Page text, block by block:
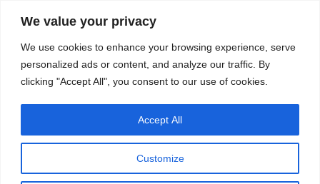
We value your privacy
We use cookies to enhance your browsing experience, serve
personalized ads or content, and analyze our traffic. By
clicking "Accept All", you consent to our use of cookies.
Customize
Accept All
contenuto
6 Agosto 2026